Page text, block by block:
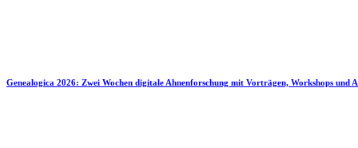
Genealogica 2026: Zwei Wochen digitale Ahnenforschung mit Vorträgen, Workshops und